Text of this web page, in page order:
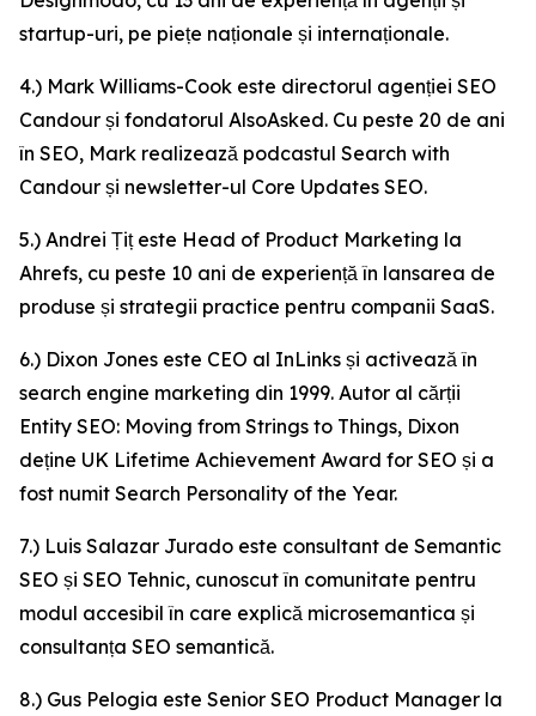
startup-uri, pe piețe naționale și internaționale.
4.) Mark Williams-Cook este directorul agenției SEO
Candour și fondatorul AlsoAsked. Cu peste 20 de ani
în SEO, Mark realizează podcastul Search with
Candour și newsletter-ul Core Updates SEO.
5.) Andrei Țiț este Head of Product Marketing la
Ahrefs, cu peste 10 ani de experiență în lansarea de
produse și strategii practice pentru companii SaaS.
6.) Dixon Jones este CEO al InLinks și activează în
search engine marketing din 1999. Autor al cărții
Entity SEO: Moving from Strings to Things, Dixon
deține UK Lifetime Achievement Award for SEO și a
fost numit Search Personality of the Year.
7.) Luis Salazar Jurado este consultant de Semantic
SEO și SEO Tehnic, cunoscut în comunitate pentru
modul accesibil în care explică microsemantica și
consultanța SEO semantică.
8.) Gus Pelogia este Senior SEO Product Manager la